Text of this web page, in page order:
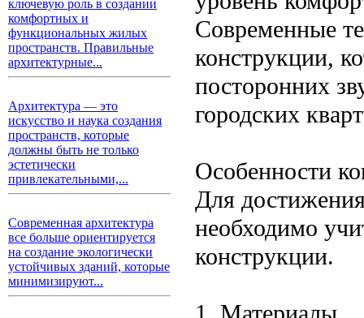
ключевую роль в создании
комфортных и
функциональных жилых
пространств. Правильные
архитектурные...
Архитектура — это
искусство и наука создания
пространств, которые
должны быть не только
эстетически
привлекательными,...
Современная архитектура
все больше ориентируется
на создание экологически
устойчивых зданий, которые
минимизируют...
Современные
конструкции,
посторонних
городских
Особенности
Для
необходимо
конструкции.